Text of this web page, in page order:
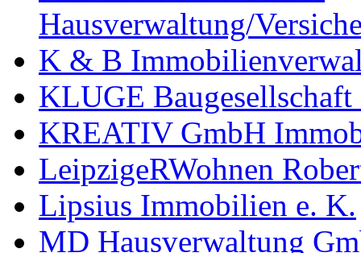
Hausverwaltung/
K & B
KLUGE
KREATIV GmbH
LeipzigeRWohnen
Lipsius Immobilien e. K.
MD Hausverwaltung